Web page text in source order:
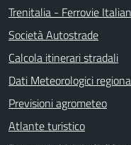
Trenitalia - Ferrovie
Società Autostrade
Calcola itinerari stradali
Dati Meteorologici
Previsioni agrometeo
Atlante turistico